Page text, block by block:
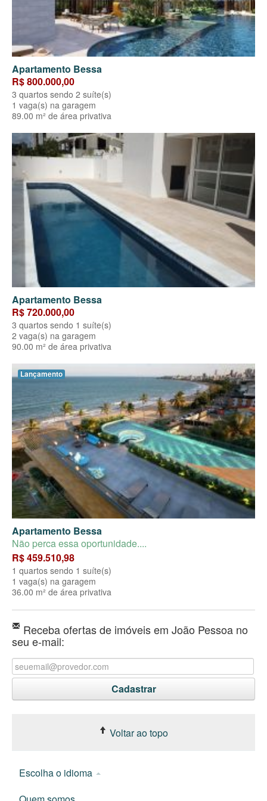
Apartamento Bessa
R$ 800.000,00
3 quartos sendo 2 suíte(s)
1 vaga(s) na garagem
89.00 m² de área privativa
Apartamento Bessa
R$ 720.000,00
3 quartos sendo 1 suíte(s)
2 vaga(s) na garagem
90.00 m² de área privativa
Lançamento
Apartamento Bessa
Não perca essa oportunidade....
R$ 459.510,98
1 quartos sendo 1 suíte(s)
1 vaga(s) na garagem
36.00 m² de área privativa
Receba ofertas de imóveis em João Pessoa no
seu e-mail:
Voltar ao topo
Escolha o idioma